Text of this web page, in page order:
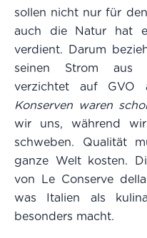
sollen nicht nur für
auch die Natur hat
verdient. Darum
seinen Strom aus
verzichtet auf GVO
Konserven waren
wir uns, während
schweben. Qualität
ganze Welt kosten.
von Le Conserve
was Italien als
besonders macht.